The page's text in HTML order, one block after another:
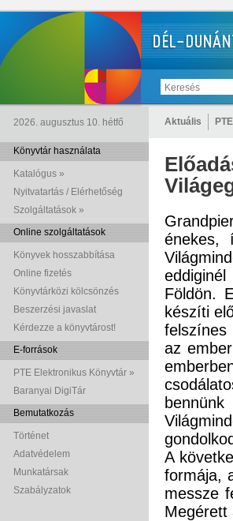
2026. augusztus 10. hétfő Aktuális
Könyvtár használata
Katalógus »
Nyitvatartás / Elérhetőség
Szolgáltatások »
Online szolgáltatások
Könyvek hosszabbítása
Online fizetés
Könyvtárközi kölcsönzés
Beszerzési javaslat
Kérdezze a könyvtárost!
E-források
PTE Elektronikus Könyvtár »
Baranyai DigiTár
Bemutatkozás
Történet
Adatvédelem
Munkatársak
Szabályzatok
énekes,
Földön.
készíti
felszínes
az
A
formája,
messze
Megérett